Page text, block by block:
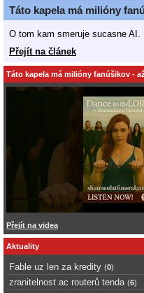
Táto kapela má milióny
O tom kam smeruje sucasne AI.
Přejít na článek
Táto kapela má milióny fanúšikov -
Přejít na videa
Aktuality
Fable uz len za kredity (0)
zranitelnost ac routerů tenda (6)